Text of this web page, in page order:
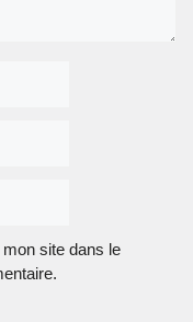
site dans le